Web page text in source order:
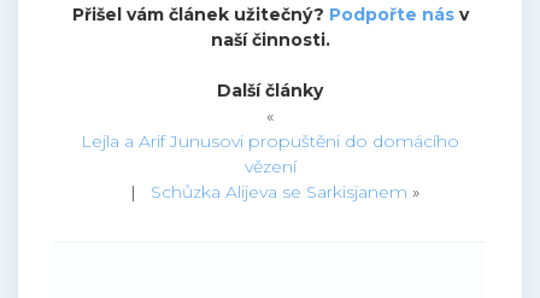
Přišel vám článek užitečný? Podpořte násv
naší činnosti.
Další články
«
Lejla a Arif Junusovi propuštěni do domácího
vězení
| Schůzka Alijeva se Sarkisjanem »